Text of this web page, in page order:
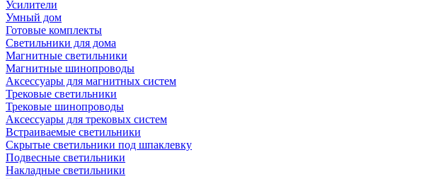
Усилители
Умный дом
Готовые комплекты
Светильники для дома
Магнитные светильники
Магнитные шинопроводы
Аксессуары для магнитных систем
Трековые светильники
Трековые шинопроводы
Аксессуары для трековых систем
Встраиваемые светильники
Скрытые светильники под шпаклевку
Подвесные светильники
Накладные светильники